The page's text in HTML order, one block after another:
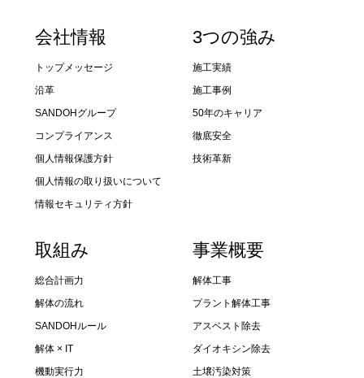
会社情報
トップメッセージ
沿革
SANDOHグループ
コンプライアンス
個人情報保護方針
個人情報の取り扱いについて
情報セキュリティ方針
3つの強み
施工実績
施工事例
50年のキャリア
徹底安全
技術革新
取組み
総合計画力
解体の流れ
SANDOHルール
解体 × IT
機動実行力
事業概要
解体工事
プラント解体工事
アスベスト除去
ダイオキシン除去
土壌汚染対策